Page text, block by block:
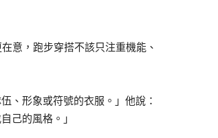
意，跑步穿搭不該只注重機能、
、形象或符號的衣服。」他說：
己的風格。」